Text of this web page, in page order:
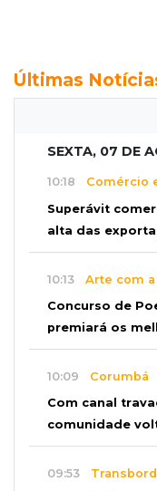
Últimas
SEXTA, 07 DE
10:18 Comércio
Superávit
alta das
10:13 Arte com a
Concurso de
premiará os
10:09 Corumbá
Com canal
comunidade
09:53